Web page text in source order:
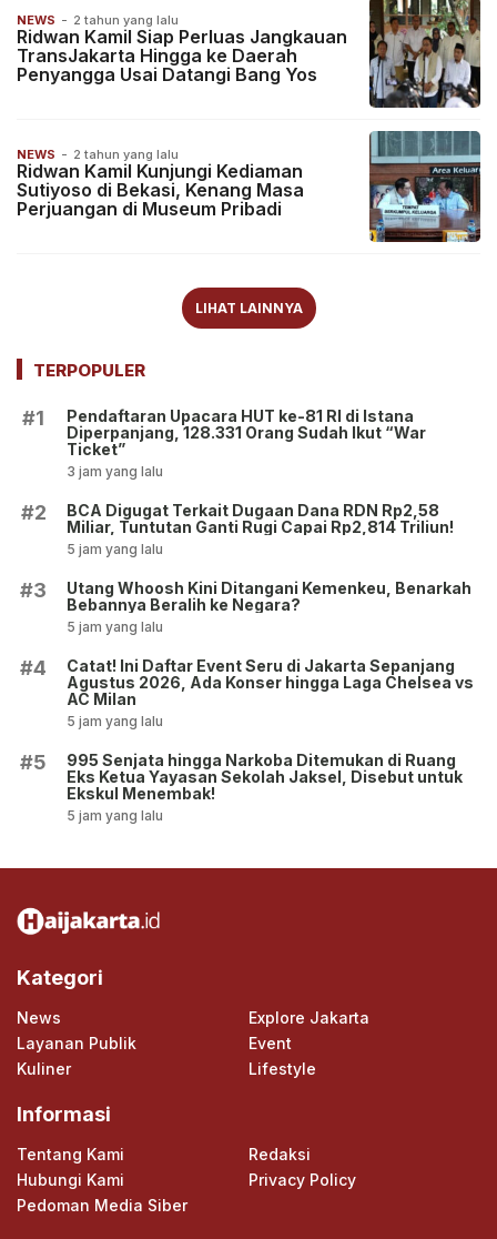
NEWS - 2 tahun yang lalu
Ridwan Kamil Siap Perluas Jangkauan
TransJakarta Hingga ke Daerah
Penyangga Usai Datangi Bang Yos
NEWS - 2 tahun yang lalu
Ridwan Kamil Kunjungi Kediaman
Sutiyoso di Bekasi, Kenang Masa
Perjuangan di Museum Pribadi
LIHAT LAINNYA
TERPOPULER
#1
Pendaftaran Upacara HUT ke-81 RI di Istana
Diperpanjang, 128.331 Orang Sudah Ikut “War
Ticket”
3 jam yang lalu
#2
BCA Digugat Terkait Dugaan Dana RDN Rp2,58
Miliar, Tuntutan Ganti Rugi Capai Rp2,814 Triliun!
5 jam yang lalu
#3
Utang Whoosh Kini Ditangani Kemenkeu, Benarkah
Bebannya Beralih ke Negara?
5 jam yang lalu
#4
Catat! Ini Daftar Event Seru di Jakarta Sepanjang
Agustus 2026, Ada Konser hingga Laga Chelsea vs
AC Milan
5 jam yang lalu
#5
995 Senjata hingga Narkoba Ditemukan di Ruang
Eks Ketua Yayasan Sekolah Jaksel, Disebut untuk
Ekskul Menembak!
5 jam yang lalu
Kategori
News
Explore Jakarta
Layanan Publik
Event
Kuliner
Lifestyle
Informasi
Tentang Kami
Redaksi
Hubungi Kami
Privacy Policy
Pedoman Media Siber